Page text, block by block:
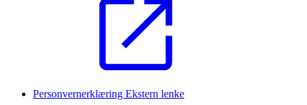
Personvernerklæring Ekstern lenke